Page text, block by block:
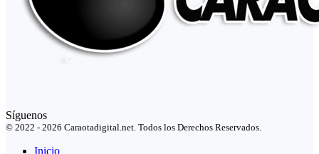
Síguenos
© 2022 - 2026 Caraotadigital.net. Todos los Derechos Reservados.
Inicio